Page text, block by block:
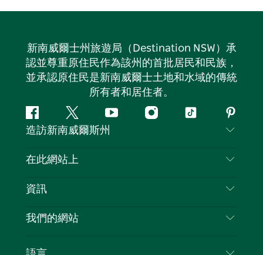
新南威爾士州旅遊局（Destination NSW）承
認並尊重原住民作為該州的首批居民和民族，
並承認原住民是新南威爾士土地和水域的傳統
所有者和居住者。
Facebook嘰
嘰
喳
Youtube Instagram
抖
造訪新南威爾斯州
聯絡我們
隱私
Cookie 通知
在此網站上
目的地
新南威爾士州公路旅行
活動
資訊
旅行資訊
我們的網站